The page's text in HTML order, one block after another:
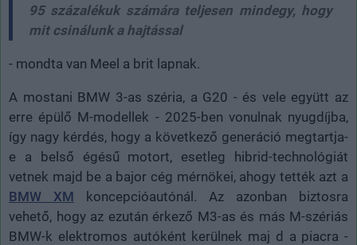
95 százalékuk számára teljesen mindegy, hogy
mit csinálunk a hajtással
- mondta van Meel a brit lapnak.
A mostani BMW 3-as széria, a G20 - és vele együtt az
erre épülő M-modellek - 2025-ben vonulnak nyugdíjba,
így nagy kérdés, hogy a következő generáció megtartja-
e a belső égésű motort, esetleg hibrid-technológiát
vetnek majd be a bajor cég mérnökei, ahogy tették azt a
BMW XM koncepcióautónál. Az azonban biztosra
vehető, hogy az ezután érkező M3-as és más M-szériás
BMW-k elektromos autóként kerülnek maj d a piacra -